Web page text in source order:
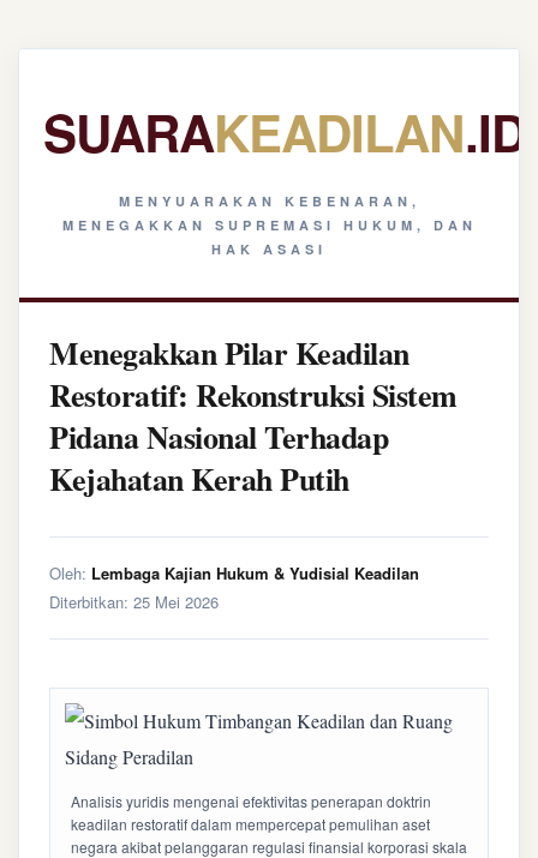
SUARAKEADILAN.ID
MENYUARAKAN KEBENARAN,
MENEGAKKAN SUPREMASI HUKUM, DAN
HAK ASASI
Menegakkan Pilar Keadilan
Restoratif: Rekonstruksi Sistem
Pidana Nasional Terhadap
Kejahatan Kerah Putih
Oleh: Lembaga Kajian Hukum & Yudisial Keadilan
Diterbitkan: 25 Mei 2026
Analisis yuridis mengenai efektivitas penerapan doktrin
keadilan restoratif dalam mempercepat pemulihan aset
negara akibat pelanggaran regulasi finansial korporasi skala